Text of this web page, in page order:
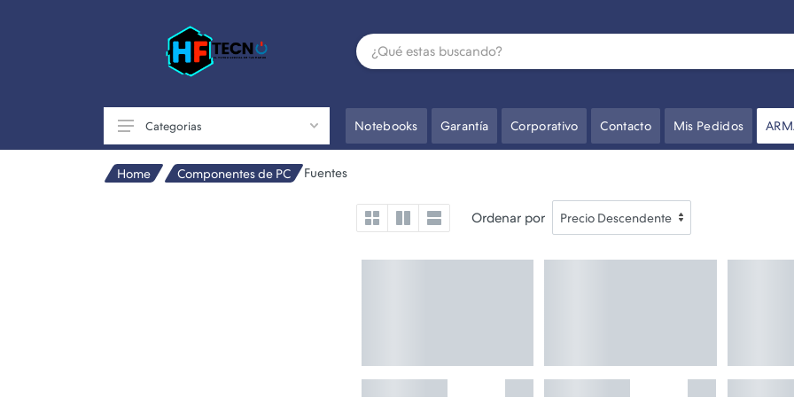
Categorias Notebooks Garantía Corporativo Contacto Mis Pedidos
Home Componentes de PC Fuentes
Ordenar por